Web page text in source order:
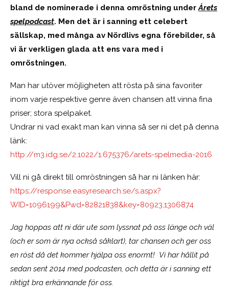
bland de nominerade i denna omröstning underÅrets
spelpodcast. Men det är i sanning ett celebert
sällskap, med många av Nördlivs egna förebilder, så
vi är verkligen glada att ens vara med i
omröstningen.
Man har utöver möjligheten att rösta på sina favoriter
inom varje respektive genre även chansen att vinna fina
priser; stora spelpaket.
Undrar ni vad exakt man kan vinna så ser ni det på denna
länk:
http://m3.idg.se/2.1022/1.675376/arets-spelmedia-2016
Vill ni gå direkt till omröstningen så har ni länken här:
https://response.easyresearch.se/s.aspx?
WID=1096199&Pwd=82821838&key=80923,1306874
Jag hoppas att ni där ute som lyssnat på oss länge och väl
(och er som är nya också såklart), tar chansen och ger oss
en röst då det kommer hjälpa oss enormt! Vi har hållit på
sedan sent 2014 med podcasten, och detta är i sanning ett
riktigt bra erkännande för oss.